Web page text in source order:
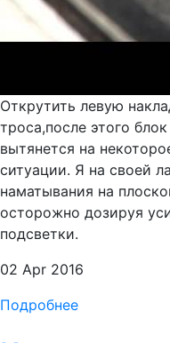
Открутить левую
троса,после этого
вытянется на
ситуации. Я на своей
наматывания на
осторожно дозируя
подсветки.
02 Apr 2016
Подробнее